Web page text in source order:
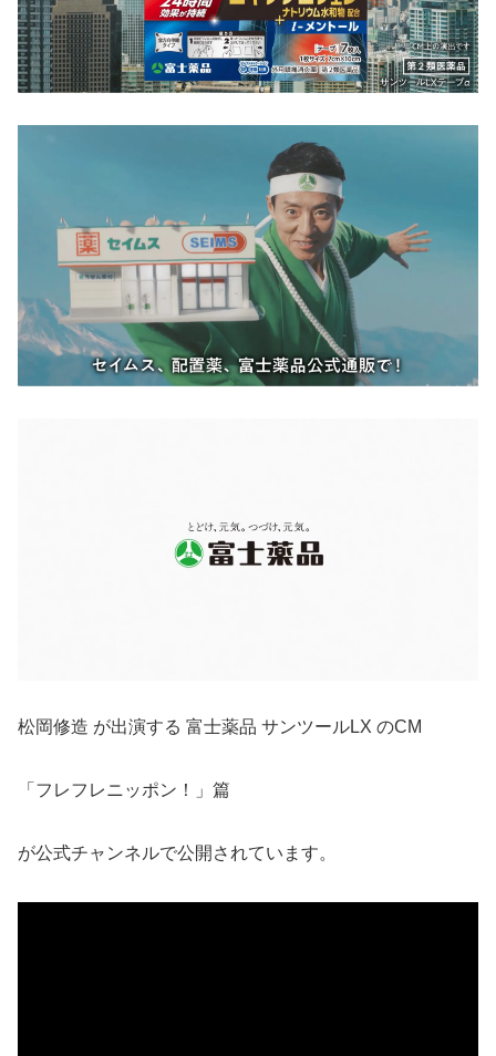
松岡修造 が出演する 富士薬品 サンツールLX のCM
「フレフレニッポン！」篇
が公式チャンネルで公開されています。